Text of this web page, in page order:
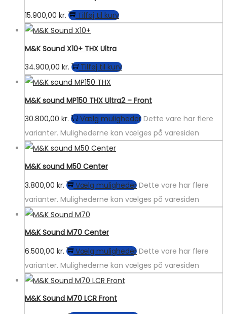
15.900,00 kr. Tilføj til kurv
M&K Sound X10+ THX Ultra
34.900,00 kr. Tilføj til kurv
M&K sound MP150 THX Ultra2 – Front
30.800,00 kr. Vælg muligheder Dette vare har flere
varianter. Mulighederne kan vælges på varesiden
M&K sound M50 Center
3.800,00 kr. Vælg muligheder Dette vare har flere
varianter. Mulighederne kan vælges på varesiden
M&K Sound M70 Center
6.500,00 kr. Vælg muligheder Dette vare har flere
varianter. Mulighederne kan vælges på varesiden
M&K Sound M70 LCR Front